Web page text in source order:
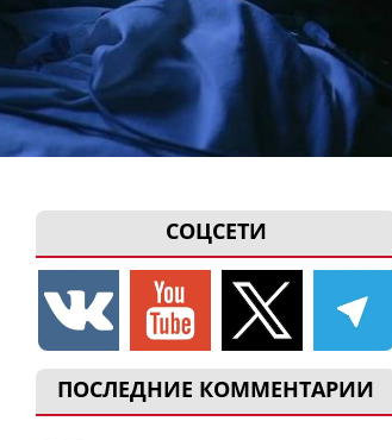
СОЦСЕТИ
ПОСЛЕДНИЕ КОММЕНТАРИИ